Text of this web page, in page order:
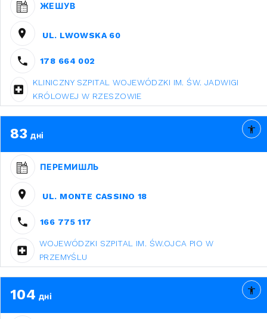
ЖЕШУВ
UL. LWOWSKA 60
178 664 002
KLINICZNY SZPITAL WOJEWÓDZKI IM. ŚW. JADWIGI
KRÓLOWEJ W RZESZOWIE
83 дні
ПЕРЕМИШЛЬ
UL. MONTE CASSINO 18
166 775 117
WOJEWÓDZKI SZPITAL IM. ŚW.OJCA PIO W
PRZEMYŚLU
104 дні